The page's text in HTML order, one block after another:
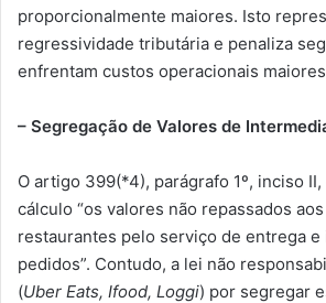
proporcionalmente maiores. Isto
regressividade tributária e penaliza
enfrentam custos operacionais
– Segregação de Valores de
O artigo 399(*4), parágrafo 1º, inciso
cálculo “os valores não repassados
restaurantes pelo serviço de entrega e
pedidos”. Contudo, a lei não
(Uber Eats, Ifood, Loggi) por segregar